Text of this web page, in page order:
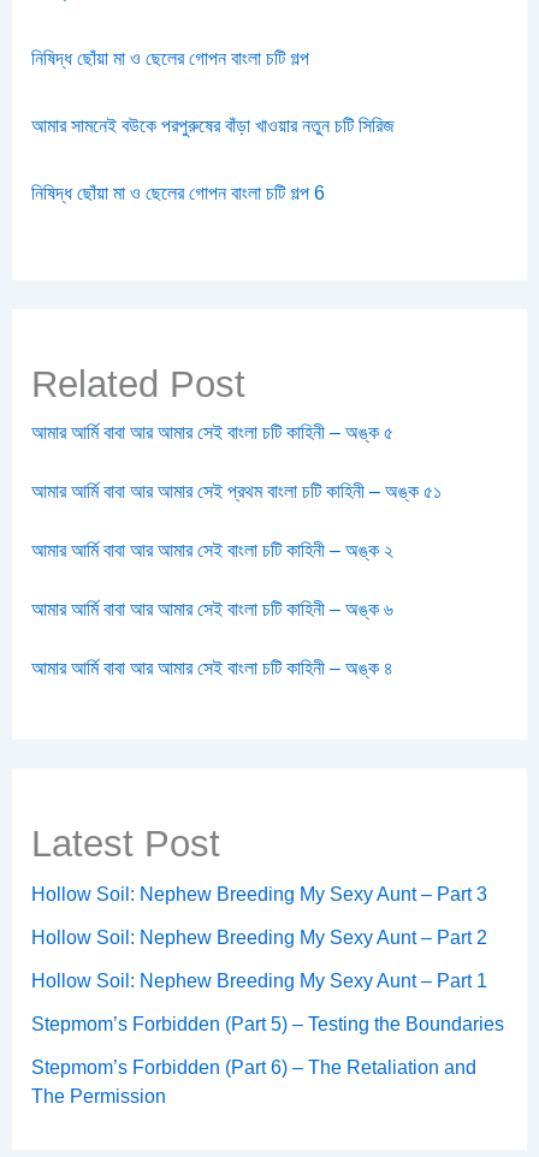
নিষিদ্ধ ছোঁয়া মা ও ছেলের গোপন বাংলা চটি গল্প
আমার সামনেই বউকে পরপুরুষের বাঁড়া খাওয়ার নতুন চটি সিরিজ
নিষিদ্ধ ছোঁয়া মা ও ছেলের গোপন বাংলা চটি গল্প 6
Related Post
আমার আর্মি বাবা আর আমার সেই বাংলা চটি কাহিনী – অঙ্ক ৫
আমার আর্মি বাবা আর আমার সেই প্রথম বাংলা চটি কাহিনী – অঙ্ক ৫১
আমার আর্মি বাবা আর আমার সেই বাংলা চটি কাহিনী – অঙ্ক ২
আমার আর্মি বাবা আর আমার সেই বাংলা চটি কাহিনী – অঙ্ক ৬
আমার আর্মি বাবা আর আমার সেই বাংলা চটি কাহিনী – অঙ্ক ৪
Latest Post
Hollow Soil: Nephew Breeding My Sexy Aunt – Part 3
Hollow Soil: Nephew Breeding My Sexy Aunt – Part 2
Hollow Soil: Nephew Breeding My Sexy Aunt – Part 1
Stepmom’s Forbidden (Part 5) – Testing the Boundaries
Stepmom’s Forbidden (Part 6) – The Retaliation and
The Permission